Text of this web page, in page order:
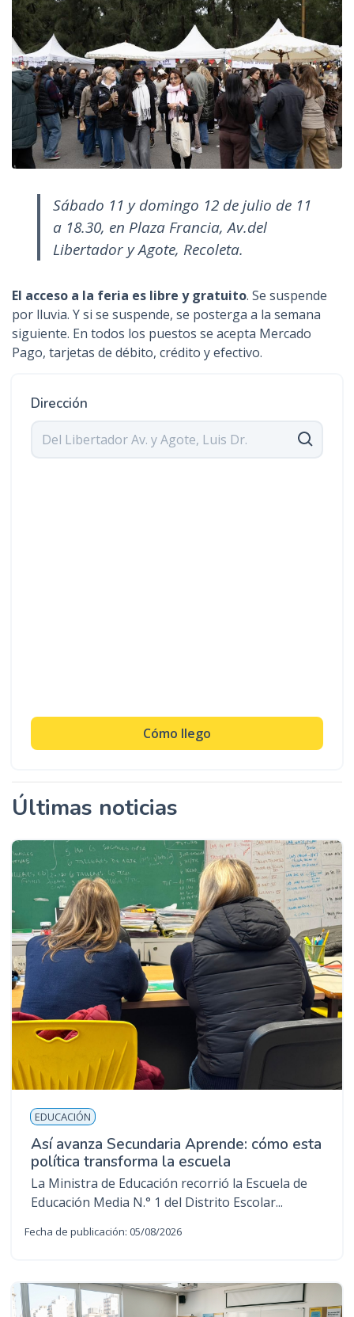
Sábado 11 y domingo 12 de julio de 11
a 18.30, en Plaza Francia, Av.del
Libertador y Agote, Recoleta.
El acceso a la feria es libre y gratuito. Se suspende
por lluvia. Y si se suspende, se posterga a la semana
siguiente. En todos los puestos se acepta Mercado
Pago, tarjetas de débito, crédito y efectivo.
Dirección
Cómo llego
Últimas noticias
EDUCACIÓN
Así avanza Secundaria Aprende: cómo esta
política transforma la escuela
La Ministra de Educación recorrió la Escuela de
Educación Media N.° 1 del Distrito Escolar...
Fecha de publicación: 05/08/2026